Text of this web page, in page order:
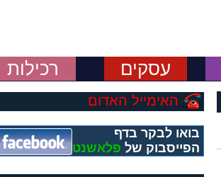
עסקים רכילות
האימייל האדום
בואו לבקר בדף
הפייסבוק של פלאשנט